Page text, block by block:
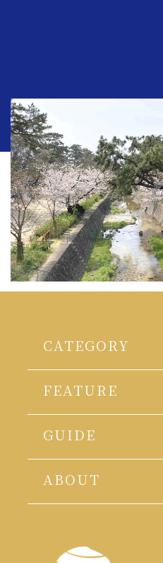
CATEGORY
FEATURE
GUIDE
ABOUT